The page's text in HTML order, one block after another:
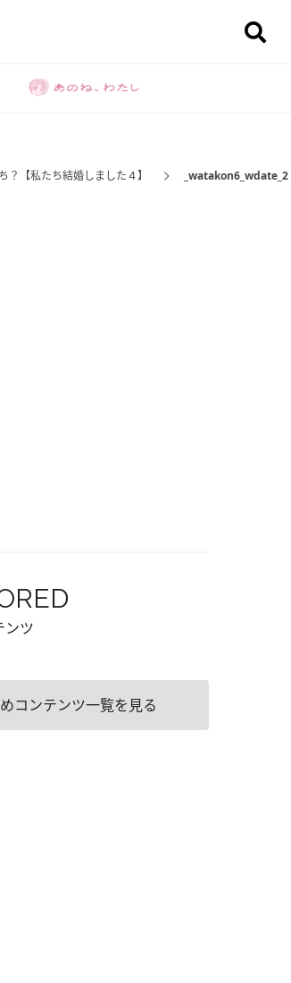
【私たち結婚しました４】 _watakon6_wdate_2
ンツ
コンテンツ一覧を見る